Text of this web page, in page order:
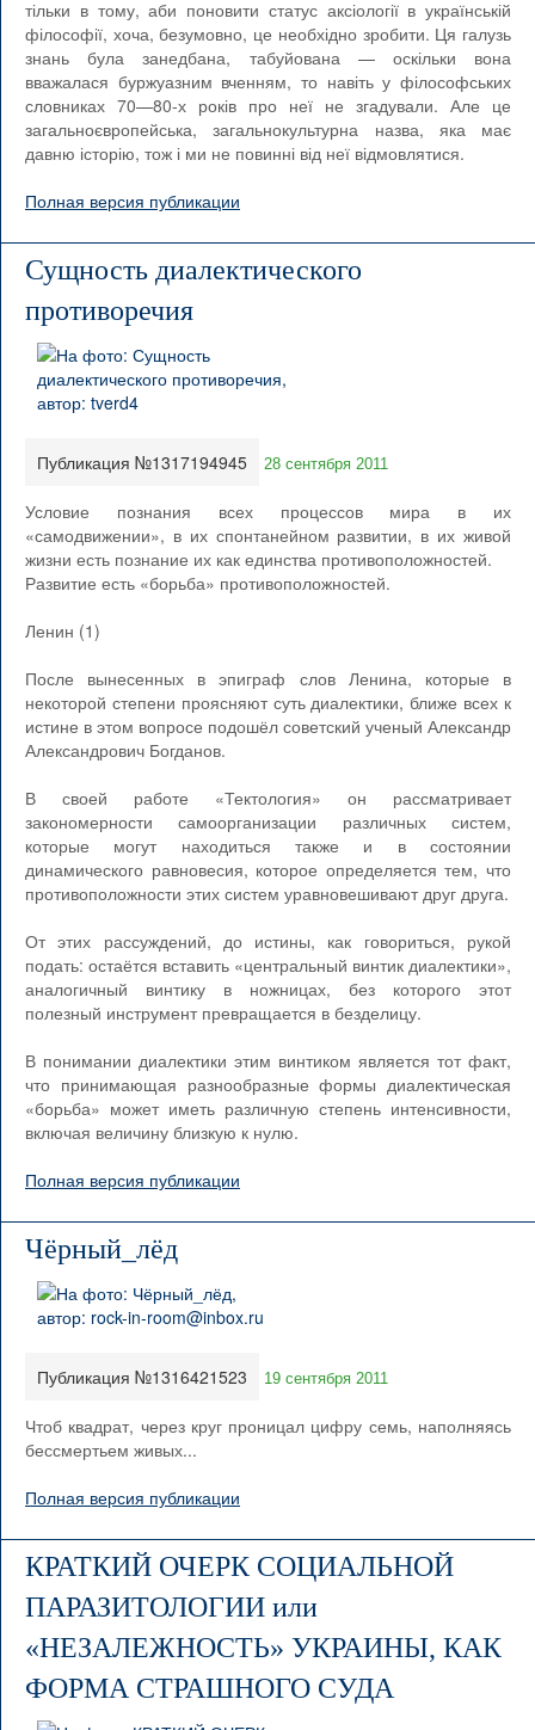
тільки в тому, аби поновити статус аксіології в українській
філософії, хоча, безумовно, це необхідно зробити. Ця галузь
знань була занедбана, табуйована — оскільки вона
вважалася буржуазним вченням, то навіть у філософських
словниках 70—80-х років про неї не згадували. Але це
загальноєвропейська, загальнокультурна назва, яка має
давню історію, тож і ми не повинні від неї відмовлятися.
Полная версия публикации
Сущность диалектического
противоречия
Публикация №1317194945 28 сентября 2011
Условие познания всех процессов мира в их
«самодвижении», в их спонтанейном развитии, в их живой
жизни есть познание их как единства противоположностей.
Развитие есть «борьба» противоположностей.
Ленин (1)
После вынесенных в эпиграф слов Ленина, которые в
некоторой степени проясняют суть диалектики, ближе всех к
истине в этом вопросе подошёл советский ученый Александр
Александрович Богданов.
В своей работе «Тектология» он рассматривает
закономерности самоорганизации различных систем,
которые могут находиться также и в состоянии
динамического равновесия, которое определяется тем, что
противоположности этих систем уравновешивают друг друга.
От этих рассуждений, до истины, как говориться, рукой
подать: остаётся вставить «центральный винтик диалектики»,
аналогичный винтику в ножницах, без которого этот
полезный инструмент превращается в безделицу.
В понимании диалектики этим винтиком является тот факт,
что принимающая разнообразные формы диалектическая
«борьба» может иметь различную степень интенсивности,
включая величину близкую к нулю.
Полная версия публикации
Чёрный_лёд
Публикация №1316421523 19 сентября 2011
Чтоб квадрат, через круг проницал цифру семь, наполняясь
бессмертьем живых...
Полная версия публикации
КРАТКИЙ ОЧЕРК СОЦИАЛЬНОЙ
ПАРАЗИТОЛОГИИ или
«НЕЗАЛЕЖНОСТЬ» УКРАИНЫ, КАК
ФОРМА СТРАШНОГО СУДА